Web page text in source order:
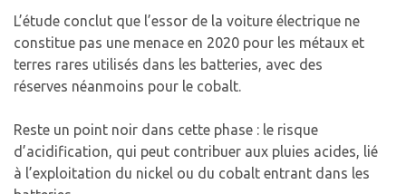
L’étude conclut que l’essor de la voiture électrique ne
constitue pas une menace en 2020 pour les métaux et
terres rares utilisés dans les batteries, avec des
réserves néanmoins pour le cobalt.
Reste un point noir dans cette phase : le risque
d’acidification, qui peut contribuer aux pluies acides, lié
à l’exploitation du nickel ou du cobalt entrant dans les